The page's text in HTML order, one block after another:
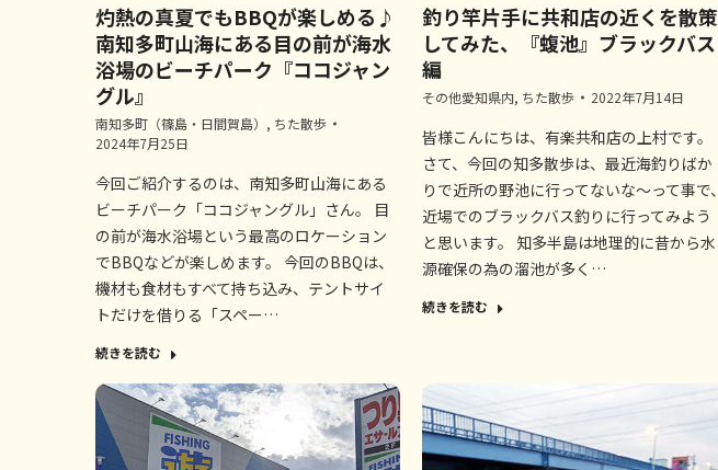
灼熱の真夏でもBBQが楽しめる♪
南知多町山海にある目の前が海水
浴場のビーチパーク『ココジャン
グル』
南知多町（篠島・日間賀島） , ちた散歩
2024年7月25日
今回ご紹介するのは、南知多町山海にある
ビーチパーク「ココジャングル」さん。 目
の前が海水浴場という最高のロケーション
でBBQなどが楽しめます。 今回のBBQは、
機材も食材もすべて持ち込み、テントサイ
トだけを借りる「スペー…
続きを読む
釣り竿片手に共和店の近くを散策
してみた、『蝮池』ブラックバス
編
その他愛知県内, ちた散歩 2022年7月14日
皆様こんにちは、有楽共和店の上村です。
さて、今回の知多散歩は、最近海釣りばか
りで近所の野池に行ってないな～って事で、
近場でのブラックバス釣りに行ってみよう
と思います。 知多半島は地理的に昔から水
源確保の為の溜池が多く…
続きを読む